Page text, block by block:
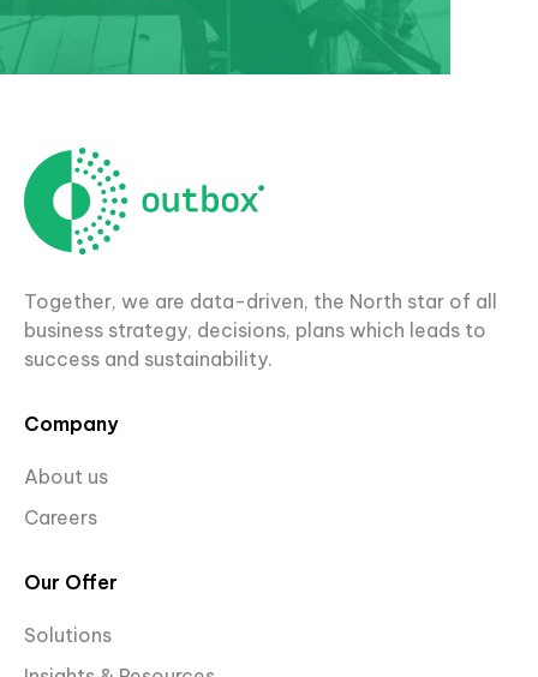
Together, we are data-driven, the North star of all
business strategy, decisions, plans which leads to
success and sustainability.
Company
About us
Careers
Our Offer
Solutions